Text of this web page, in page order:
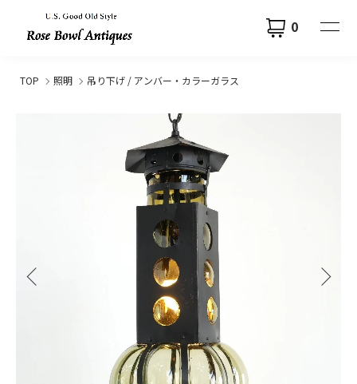
0
TOP 照明 吊り下げ / アンバー・カラーガラス